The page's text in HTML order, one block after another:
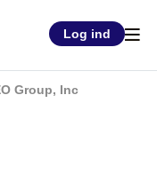
Log ind
Group, Inc